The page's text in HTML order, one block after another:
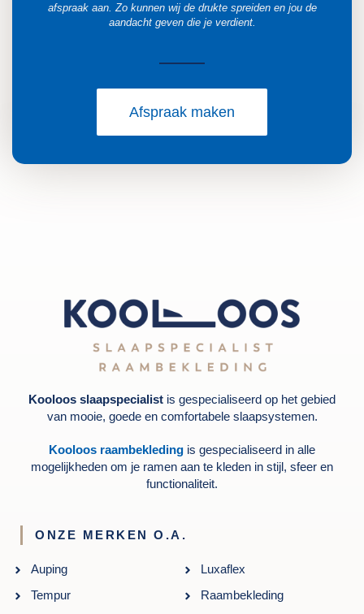
afspraak aan. Zo kunnen wij de drukte spreiden en jou de
aandacht geven die je verdient.
Afspraak maken
Kooloos slaapspecialist is gespecialiseerd op het gebied
van mooie, goede en comfortabele slaapsystemen.
Kooloos raambekleding is gespecialiseerd in alle
mogelijkheden om je ramen aan te kleden in stijl, sfeer en
functionaliteit.
ONZE MERKEN O.A.
Auping
Tempur
Luxaflex
Raambekleding